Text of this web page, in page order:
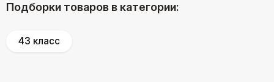
Подборки товаров в категории:
43 класс